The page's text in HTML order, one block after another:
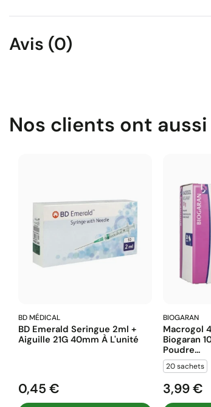
Avis (0)
Nos clients ont
BD MÉDICAL
BD Emerald Seringue 2ml +
Aiguille 21G 40mm À L'unité
Prix
0,45 €
BIOGARAN
Macrogol
Biogaran
Poudre...
20 sachets
Prix
3,99 €